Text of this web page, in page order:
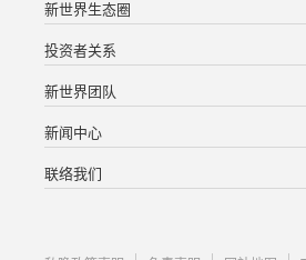
新世界生态圈
投资者关系
新世界团队
新闻中心
联络我们